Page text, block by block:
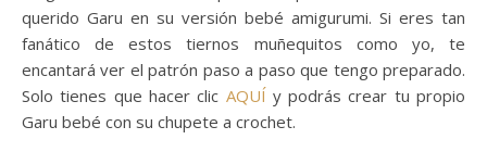
querido Garu en su versión bebé amigurumi. Si eres tan
fanático de estos tiernos muñequitos como yo, te
encantará ver el patrón paso a paso que tengo preparado.
Solo tienes que hacer clic AQUÍ y podrás crear tu propio
Garu bebé con su chupete a crochet.